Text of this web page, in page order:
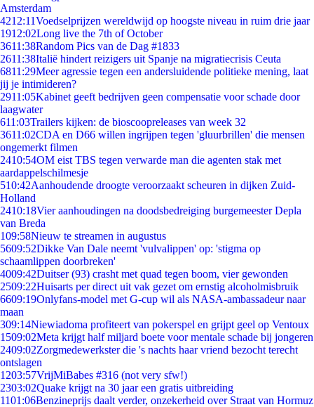
Amsterdam
4212:11Voedselprijzen wereldwijd op hoogste niveau in ruim drie jaar
1912:02Long live the 7th of October
3611:38Random Pics van de Dag #1833
2611:38Italië hindert reizigers uit Spanje na migratiecrisis Ceuta
6811:29Meer agressie tegen een andersluidende politieke mening, laat
jij je intimideren?
2911:05Kabinet geeft bedrijven geen compensatie voor schade door
laagwater
611:03Trailers kijken: de bioscoopreleases van week 32
3611:02CDA en D66 willen ingrijpen tegen 'gluurbrillen' die mensen
ongemerkt filmen
2410:54OM eist TBS tegen verwarde man die agenten stak met
aardappelschilmesje
510:42Aanhoudende droogte veroorzaakt scheuren in dijken Zuid-
Holland
2410:18Vier aanhoudingen na doodsbedreiging burgemeester Depla
van Breda
109:58Nieuw te streamen in augustus
5609:52Dikke Van Dale neemt 'vulvalippen' op: 'stigma op
schaamlippen doorbreken'
4009:42Duitser (93) crasht met quad tegen boom, vier gewonden
2509:22Huisarts per direct uit vak gezet om ernstig alcoholmisbruik
6609:19Onlyfans-model met G-cup wil als NASA-ambassadeur naar
maan
309:14Niewiadoma profiteert van pokerspel en grijpt geel op Ventoux
1509:02Meta krijgt half miljard boete voor mentale schade bij jongeren
2409:02Zorgmedewerkster die 's nachts haar vriend bezocht terecht
ontslagen
1203:57VrijMiBabes #316 (not very sfw!)
2303:02Quake krijgt na 30 jaar een gratis uitbreiding
1101:06Benzineprijs daalt verder, onzekerheid over Straat van Hormuz